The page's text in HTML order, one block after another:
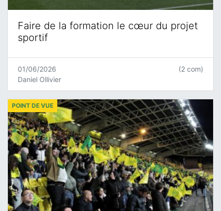
Faire de la formation le cœur du projet
sportif
01/06/2026
Daniel Ollivier
(2 com)
POINT DE VUE